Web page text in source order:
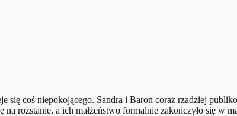
się coś niepokojącego. Sandra i Baron coraz rzadziej
rozstanie, a ich małżeństwo formalnie zakończyło się w